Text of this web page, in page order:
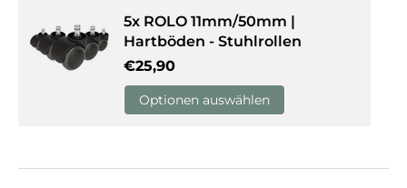
5x ROLO 11mm/50mm |
Hartböden - Stuhlrollen
Normaler Preis
€25,90
Optionen auswählen